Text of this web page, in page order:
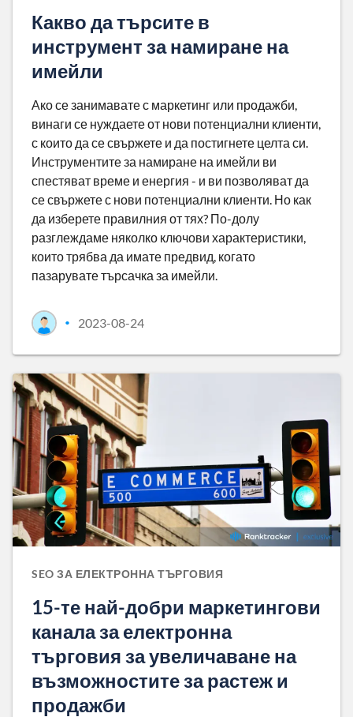
Какво да търсите в
инструмент за намиране на
имейли
Ако се занимавате с маркетинг или продажби,
винаги се нуждаете от нови потенциални клиенти,
с които да се свържете и да постигнете целта си.
Инструментите за намиране на имейли ви
спестяват време и енергия - и ви позволяват да
се свържете с нови потенциални клиенти. Но как
да изберете правилния от тях? По-долу
разглеждаме няколко ключови характеристики,
които трябва да имате предвид, когато
пазарувате търсачка за имейли.
• 2023-08-24
SEO ЗА ЕЛЕКТРОННА ТЪРГОВИЯ
15-те най-добри маркетингови
канала за електронна
търговия за увеличаване на
възможностите за растеж и
продажби